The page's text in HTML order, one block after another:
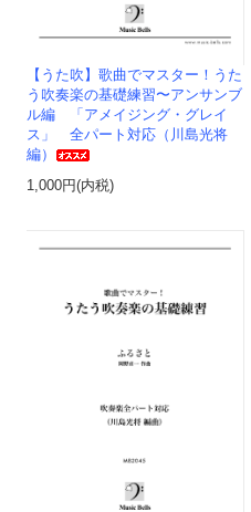
【うた吹】歌曲でマスター！うた
う吹奏楽の基礎練習〜アンサンブ
ル編 「アメイジング・グレイ
ス」 全パート対応（川島光将
編）
1,000円(内税)